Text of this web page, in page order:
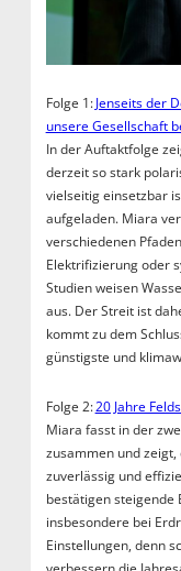
Folge 1:Jenseits der
unsere Gesellschaft
In der Auftaktfolge
derzeit so stark
vielseitig einsetzbar
aufgeladen. Miara
verschiedenen
Elektrifizierung oder
Studien weisen
aus. Der Streit ist
kommt zu dem
günstigste und
Folge 2:20 Jahre
Miara fasst in der
zusammen und
zuverlässig und
bestätigen steigende
insbesondere bei
Einstellungen, denn